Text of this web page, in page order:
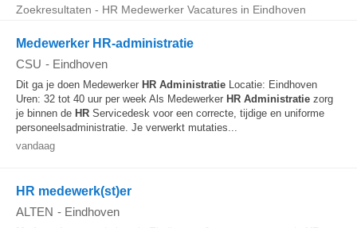
Zoekresultaten - HR Medewerker Vacatures in Eindhoven
Medewerker HR-administratie
CSU - Eindhoven
Dit ga je doen Medewerker HR Administratie Locatie: Eindhoven
Uren: 32 tot 40 uur per week Als Medewerker HR Administratie zorg
je binnen de HR Servicedesk voor een correcte, tijdige en uniforme
personeelsadministratie. Je verwerkt mutaties...
vandaag
HR medewerk(st)er
ALTEN - Eindhoven